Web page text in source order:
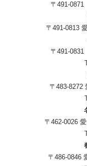
〒491-
〒491-0813
〒491-
〒483-8272
〒462-0026
〒486-0846